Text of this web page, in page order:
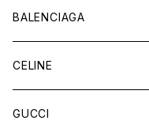
バッグ
財布&小物
ウェア
BALENCIAGA
バッグ
財布&小物
CELINE
バッグ
GUCCI